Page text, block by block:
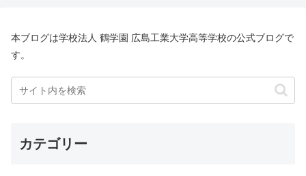
本ブログは学校法人 鶴学園 広島工業大学高等学校の公式ブログで
す。
カテゴリー